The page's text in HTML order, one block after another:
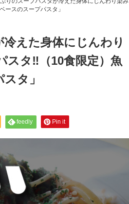
ースのスープパスタ」
えた身体にじんわり
スタ‼︎（10食限定）魚
タ」
feedly Pin it